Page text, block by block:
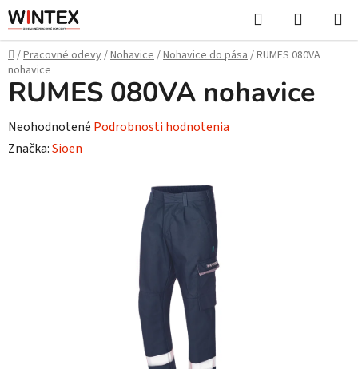
Prejsť
na
obsah
Hľadať
KOŠÍK
Domov
/Pracovné odevy/Nohavice/Nohavice do pása/RUMES 080VA
nohavice
RUMES 080VA nohavice
Priemerné
hodnotenie
Neohodnotené Podrobnosti hodnotenia
Značka:Sioen